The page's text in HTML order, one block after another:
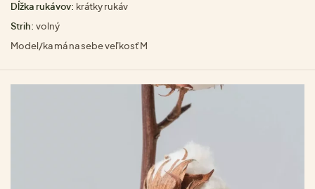
Dĺžka rukávov: krátky rukáv
Strih: volný
Model/ka má na sebe veľkosť M